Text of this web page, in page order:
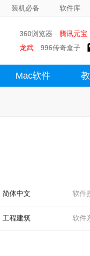
装机必备 软件库
360浏览器 腾讯元宝
龙武
996传奇盒子
Mac软件
简体中文 软件
工程建筑 软件